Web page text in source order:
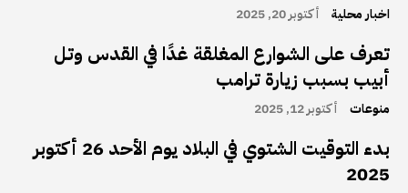
اخبار محلية أكتوبر 20, 2025
تعرف على الشوارع المغلقة غدًا في القدس وتل
أبيب بسبب زيارة ترامب
منوعات أكتوبر 12, 2025
بدء التوقيت الشتوي في البلاد يوم الأحد 26 أكتوبر
2025